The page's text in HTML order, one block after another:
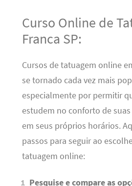
Curso Online de
Franca SP:
Cursos de tatuagem online
se tornado cada vez mais
especialmente por permitir
estudem no conforto de
em seus próprios horários.
passos para seguir ao
tatuagem online:
Pesquise e compare as